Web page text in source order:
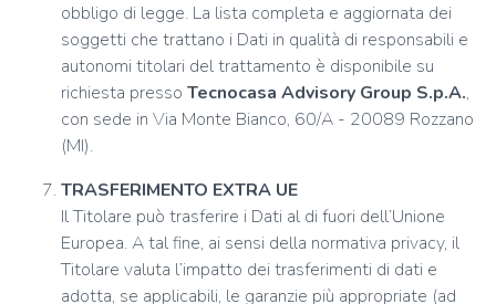
obbligo di legge. La lista completa e aggiornata dei
soggetti che trattano i Dati in qualità di responsabili e
autonomi titolari del trattamento è disponibile su
richiesta presso Tecnocasa Advisory Group S.p.A.,
con sede in Via Monte Bianco, 60/A - 20089 Rozzano
(MI).
TRASFERIMENTO EXTRA UE
Il Titolare può trasferire i Dati al di fuori dell’Unione
Europea. A tal fine, ai sensi della normativa privacy, il
Titolare valuta l’impatto dei trasferimenti di dati e
adotta, se applicabili, le garanzie più appropriate (ad